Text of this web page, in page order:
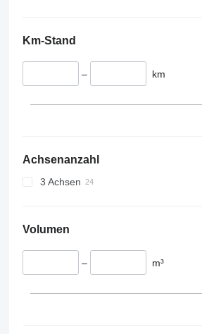
Km-Stand
– km
Achsenanzahl
3 Achsen
Volumen
– m³